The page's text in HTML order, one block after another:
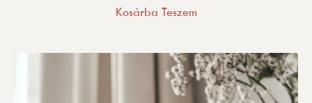
Kosárba Teszem